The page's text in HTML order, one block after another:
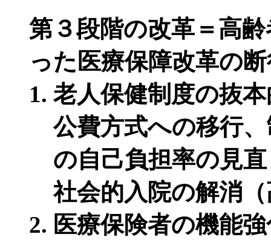
第３段階の改革＝高
った医療保障改革の
老人保健制度の抜
公費方式への移行
の自己負担率の見
社会的入院の解消
医療保険者の機能